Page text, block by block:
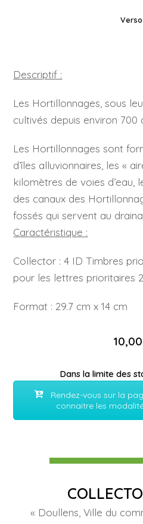
Verso
Descriptif :
Les Hortillonnages, sous
cultivés depuis environ 700
Les Hortillonnages sont
d’îles alluvionnaires, les «
kilomètres de voies d’eau,
des canaux des
fossés qui servent au
Caractéristique :
Collector : 4 ID Timbres
pour les lettres prioritaires
Format : 29.7 cm x 14 cm
Dans la limite des
Rendez-vous sur la
connaitre les
« Doullens, Ville du